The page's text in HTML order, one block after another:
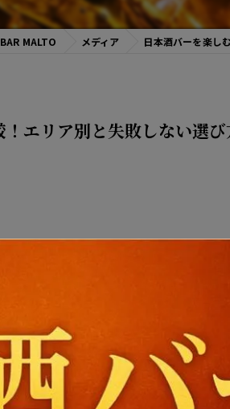
MALTO メディア 日本酒バーを楽し
エリア別と失敗しない選び